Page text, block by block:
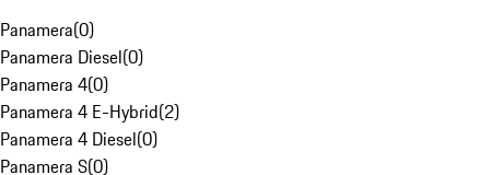
Panamera(0)
Panamera Diesel(0)
Panamera 4(0)
Panamera 4 E-Hybrid(2)
Panamera 4 Diesel(0)
Panamera S(0)